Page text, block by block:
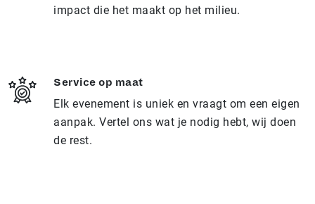
impact die het maakt op het milieu.
Service op maat
Elk evenement is uniek en vraagt om een eigen
aanpak. Vertel ons wat je nodig hebt, wij doen
de rest.